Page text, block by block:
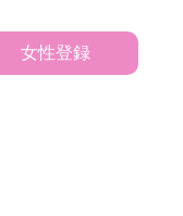
女性登録